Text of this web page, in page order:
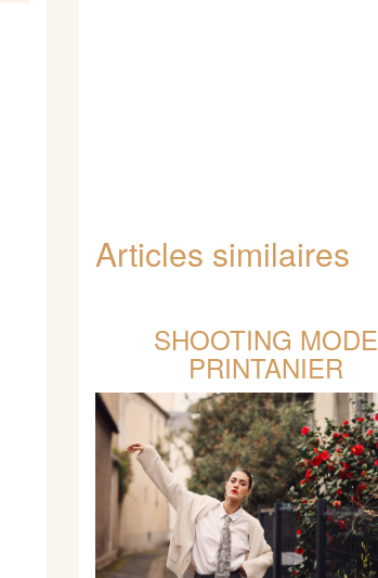
Articles similaires
SHOOTING MODE
PRINTANIER